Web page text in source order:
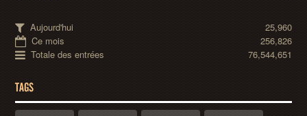
Aujourd'hui
25,960
Ce mois
256,826
Totale des entrées
76,544,651
TAGS